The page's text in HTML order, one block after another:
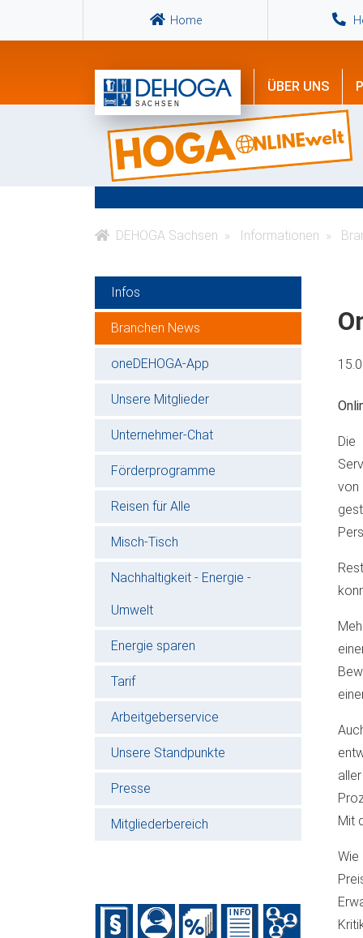
Home
ÜBER UNS
DEHOGA Sachsen Informationen
Infos
Branchen News
oneDEHOGA-App
Unsere Mitglieder
Unternehmer-Chat
Förderprogramme
Reisen für Alle
Misch-Tisch
Nachhaltigkeit - Energie -
Umwelt
Energie sparen
Tarif
Arbeitgeberservice
Unsere Standpunkte
Presse
Mitgliederbereich
Die
von
Mit